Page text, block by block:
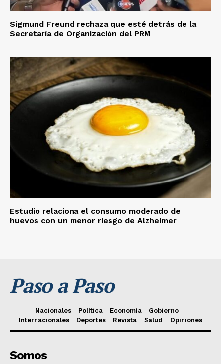
Sigmund Freund rechaza que esté detrás de la
Secretaría de Organización del PRM
Estudio relaciona el consumo moderado de
huevos con un menor riesgo de Alzheimer
Paso a Paso
Nacionales Política Economía
Gobierno
Internacionales
Deportes Revista Salud Opiniones
Somos